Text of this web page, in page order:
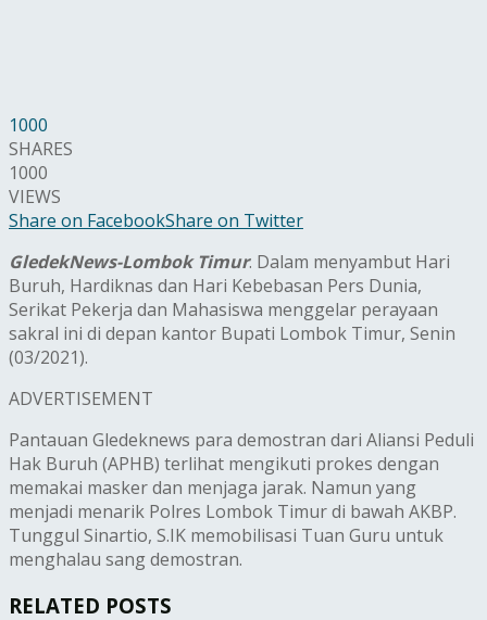
1000
SHARES
1000
VIEWS
Share on FacebookShare on Twitter
GledekNews-Lombok Timur. Dalam menyambut Hari
Buruh, Hardiknas dan Hari Kebebasan Pers Dunia,
Serikat Pekerja dan Mahasiswa menggelar perayaan
sakral ini di depan kantor Bupati Lombok Timur, Senin
(03/2021).
ADVERTISEMENT
Pantauan Gledeknews para demostran dari Aliansi Peduli
Hak Buruh (APHB) terlihat mengikuti prokes dengan
memakai masker dan menjaga jarak. Namun yang
menjadi menarik Polres Lombok Timur di bawah AKBP.
Tunggul Sinartio, S.IK memobilisasi Tuan Guru untuk
menghalau sang demostran.
RELATED POSTS